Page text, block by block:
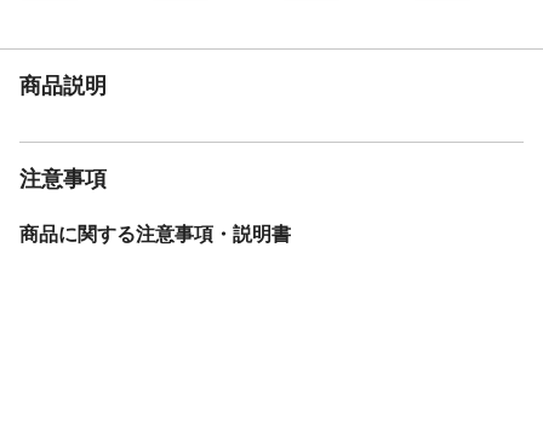
商品説明
注意事項
商品に関する注意事項・説明書